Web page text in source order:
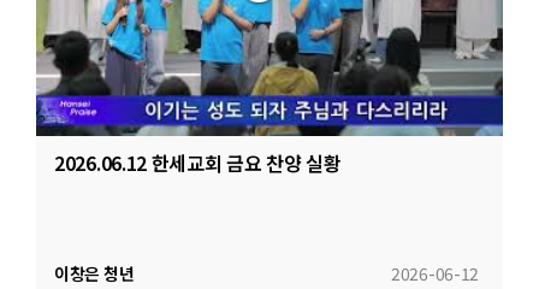
2026.06.12 한세교회 금요 찬양 실황
2026-06-12
이창은 청년